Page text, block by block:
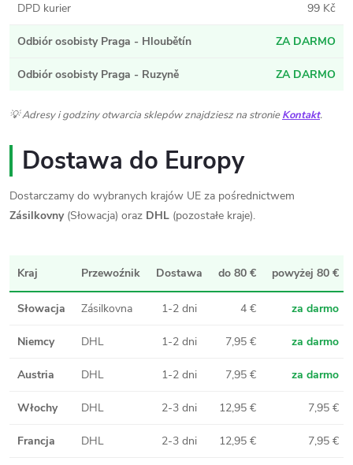
DPD kurier 99 Kč
Odbiór osobisty Praga - Hloubětín ZA DARMO
Odbiór osobisty Praga - Ruzyně ZA DARMO
💡 Adresy i godziny otwarcia sklepów znajdziesz na stronieKontakt.
Dostawa do Europy
Dostarczamy do wybranych krajów UE za pośrednictwem
Zásilkovny(Słowacja) oraz DHL (pozostałe kraje).
Kraj Przewoźnik Dostawa do 80 € powyżej 80 €
Słowacja Zásilkovna 1-2 dni 4 € za darmo
Niemcy DHL 1-2 dni 7,95 € za darmo
Austria DHL 1-2 dni 7,95 € za darmo
Włochy DHL 2-3 dni 12,95 € 7,95 €
Francja DHL 2-3 dni 12,95 € 7,95 €